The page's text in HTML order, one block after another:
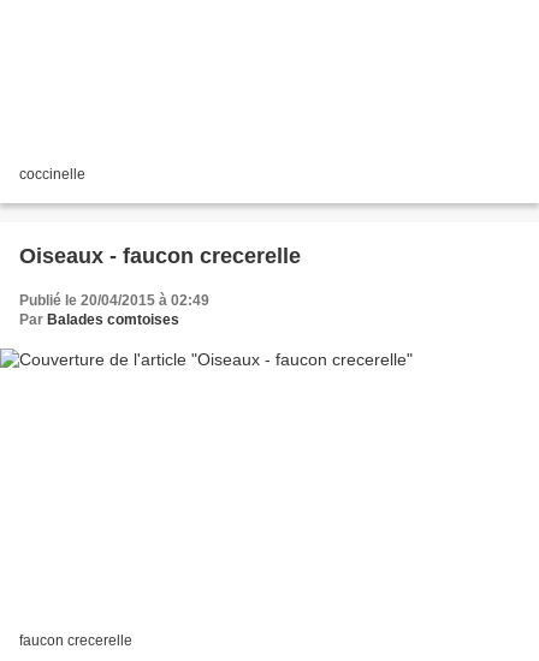
coccinelle
Oiseaux - faucon crecerelle
Publié le 20/04/2015 à 02:49
Par Balades comtoises
faucon crecerelle